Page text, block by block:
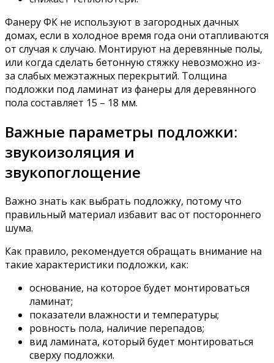
Фанеру ФК не используют в загородных дачных
домах, если в холодное время года они отапливаются
от случая к случаю. Монтируют на деревянные полы,
или когда сделать бетонную стяжку невозможно из-
за слабых межэтажных перекрытий. Толщина
подложки под ламинат из фанеры для деревянного
пола составляет 15 – 18 мм.
Важные параметры подложки:
звукоизоляция и
звукопоглощение
Важно знать как выбрать подложку, потому что
правильный материал избавит вас от постороннего
шума.
Как правило, рекомендуется обращать внимание на
такие характеристики подложки, как:
основание, на которое будет монтироваться
ламинат;
показатели влажности и температуры;
ровность пола, наличие перепадов;
вид ламината, который будет монтироваться
сверху подложки.